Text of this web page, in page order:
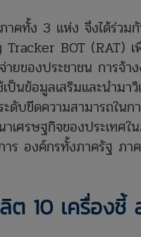
ทั้ง 3 แห่ง จึงได้ร่วมกั
BOT (RAT) เพื่
ายของประชาชน การจ้า
ป็นข้อมูลเสริมและนำมา
บขีดความสามารถในก
เศรษฐกิจของประเทศใ
ร องค์กรทั้งภาครัฐ ภา
ต 10 เครื่องชี้